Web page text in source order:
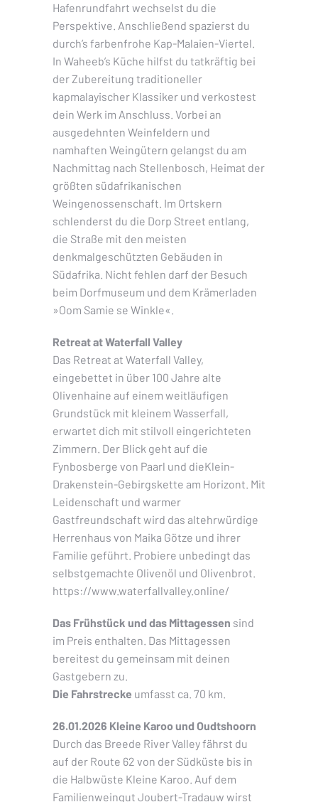
Hafenrundfahrt wechselst du die
Perspektive. Anschließend spazierst du
durch’s farbenfrohe Kap-Malaien-Viertel.
In Waheeb’s Küche hilfst du tatkräftig bei
der Zubereitung traditioneller
kapmalayischer Klassiker und verkostest
dein Werk im Anschluss. Vorbei an
ausgedehnten Weinfeldern und
namhaften Weingütern gelangst du am
Nachmittag nach Stellenbosch, Heimat der
größten südafrikanischen
Weingenossenschaft. Im Ortskern
schlenderst du die Dorp Street entlang,
die Straße mit den meisten
denkmalgeschützten Gebäuden in
Südafrika. Nicht fehlen darf der Besuch
beim Dorfmuseum und dem Krämerladen
»Oom Samie se Winkle«.
Retreat at Waterfall Valley
Das Retreat at Waterfall Valley,
eingebettet in über 100 Jahre alte
Olivenhaine auf einem weitläufigen
Grundstück mit kleinem Wasserfall,
erwartet dich mit stilvoll eingerichteten
Zimmern. Der Blick geht auf die
Fynbosberge von Paarl und dieKlein-
Drakenstein-Gebirgskette am Horizont. Mit
Leidenschaft und warmer
Gastfreundschaft wird das altehrwürdige
Herrenhaus von Maika Götze und ihrer
Familie geführt. Probiere unbedingt das
selbstgemachte Olivenöl und Olivenbrot.
https://www.waterfallvalley.online/
Das Frühstück und das Mittagessen sind
im Preis enthalten. Das Mittagessen
bereitest du gemeinsam mit deinen
Gastgebern zu.
Die Fahrstrecke umfasst ca. 70 km.
26.01.2026 Kleine Karoo und Oudtshoorn
Durch das Breede River Valley fährst du
auf der Route 62 von der Südküste bis in
die Halbwüste Kleine Karoo. Auf dem
Familienweingut Joubert-Tradauw wirst